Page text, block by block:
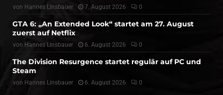
von Hannes Linsbauer 7. August 2026 0
GTA 6: „An Extended Look“ startet am 27. August
zuerst auf Netflix
von Hannes Linsbauer 6. August 2026 0
The Division Resurgence startet regulär auf PC und
Steam
von Hannes Linsbauer 6. August 2026 0